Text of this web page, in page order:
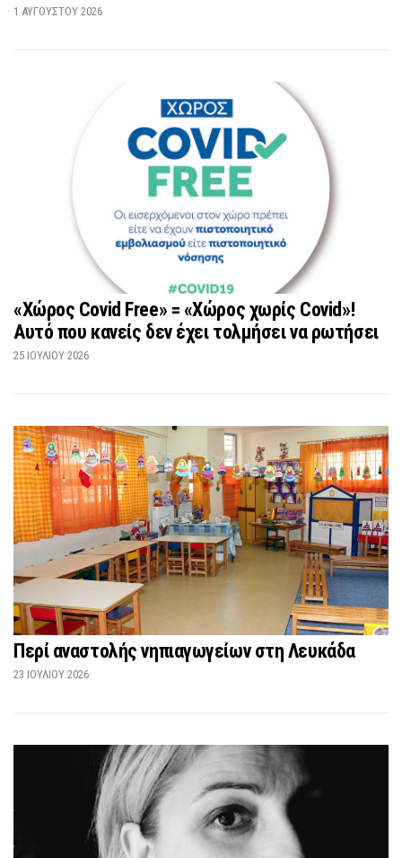
1 ΑΥΓΟΎΣΤΟΥ 2026
«Χώρος Covid Free» = «Χώρος χωρίς Covid»!
Αυτό που κανείς δεν έχει τολμήσει να ρωτήσει
25 ΙΟΥΛΊΟΥ 2026
Περί αναστολής νηπιαγωγείων στη Λευκάδα
23 ΙΟΥΛΊΟΥ 2026